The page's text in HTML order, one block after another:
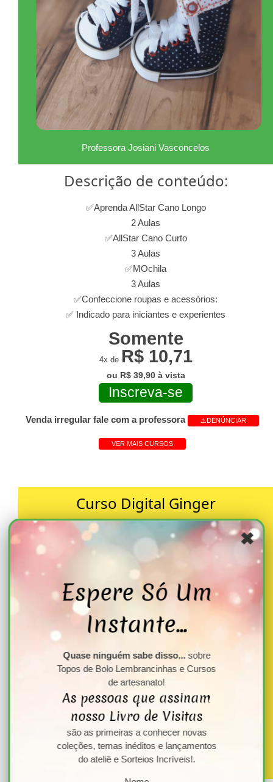
Professora Josiani Vasconcelos
Descrição de conteúdo:
✅Aprenda AllStar Cano Longo
2 Aulas
✅AllStar Cano Curto
3 Aulas
✅MOchila
3 Aulas
✅Confeccione roupas e acessórios:
✅ Indicado para iniciantes e experientes
Somente
4x de R$ 10,71
ou R$ 39,90 à vista
Inscreva-se
Venda irregular fale com a professora ⚠️DENÚNCIAR
VER MAIS CURSOS
Curso Digital Ginger
Professora Josiani Vasconcelos
×
"E se você pudesse transformar seu talento de
Bonecas em algo incrível?Quer tentar?
Sim, quero começar agora!!
Ainda não, quero pensar!
Espere Só Um
Instante...
Quase ninguém sabe disso...sobre
Topos de Bolo Lembrancinhas e Cursos
de artesanato!
As pessoas que assinam
nosso Livro de Visitas
são as primeiras a conhecer novas
coleções, temas inéditos e lançamentos
do ateliê e Sorteios Incríveis!.
✖